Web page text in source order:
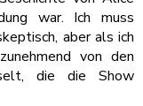
war. Ich muss
aber als ich
von den
die die Show